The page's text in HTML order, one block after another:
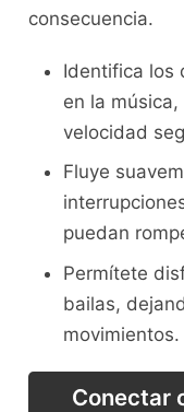
consecuencia.
Identifica los
en la
⁣velocidad
Fluye
puedan
Permítete
bailas,
movimientos.
Conectar​